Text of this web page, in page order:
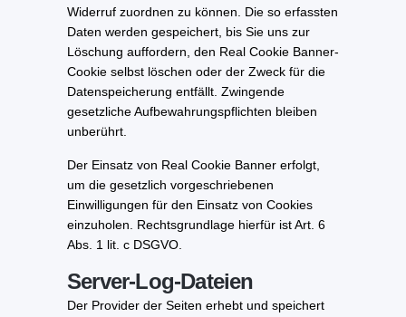
Widerruf zuordnen zu können. Die so erfassten
Daten werden gespeichert, bis Sie uns zur
Löschung auffordern, den Real Cookie Banner-
Cookie selbst löschen oder der Zweck für die
Datenspeicherung entfällt. Zwingende
gesetzliche Aufbewahrungspflichten bleiben
unberührt.
Der Einsatz von Real Cookie Banner erfolgt,
um die gesetzlich vorgeschriebenen
Einwilligungen für den Einsatz von Cookies
einzuholen. Rechtsgrundlage hierfür ist Art. 6
Abs. 1 lit. c DSGVO.
Server-Log-Dateien
Der Provider der Seiten erhebt und speichert